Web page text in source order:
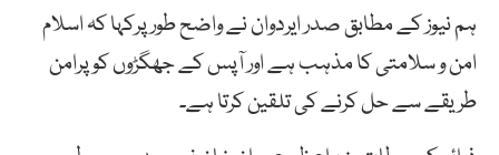
ہم نیوز کے مطابق صدر ایردوان نے واضح طور پرکہا کہ اسلام
امن و سلامتی کا مذہب ہے اور آپس کے جھگڑوں کو پرامن
طریقے سے حل کرنے کی تلقین کرتا ہے۔